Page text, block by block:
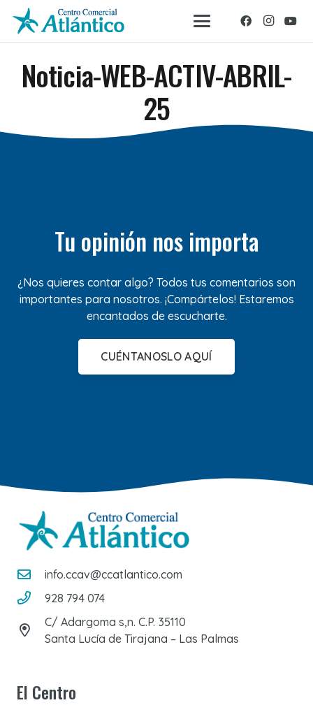
Noticia-WEB-ACTIV-ABRIL-
25
Tu opinión nos importa
¿Nos quieres contar algo? Todos tus comentarios son
importantes para nosotros. ¡Compártelos! Estaremos
encantados de escucharte.
CUÉNTANOSLO AQUÍ
info.ccav@ccatlantico.com
928 794 074
C/ Adargoma s,n. C.P. 35110
Santa Lucía de Tirajana – Las Palmas
El Centro